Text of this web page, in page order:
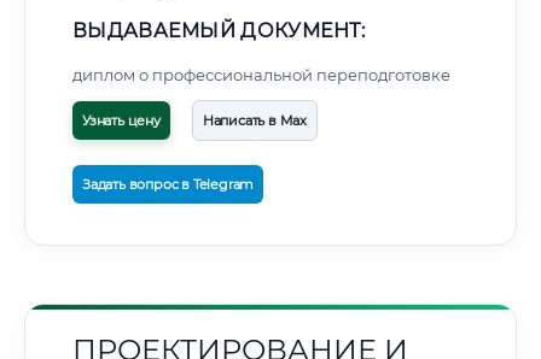
ВЫДАВАЕМЫЙ ДОКУМЕНТ:
диплом о профессиональной переподготовке
Узнать цену Написать в Max
Задать вопрос в Telegram
ПРОЕКТИРОВАНИЕ И